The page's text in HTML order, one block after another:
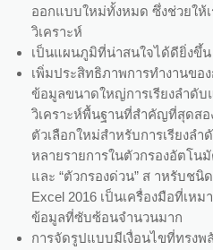
ออกแบบใหม่ทั้งหมด ซึ่งช่วยให้
วิเคราะห์
เป็นแผนภูมิที่น่าสนใจได้ดียิ่งขึ้น
เพิ่มประสิทธิภาพการทำงานขอ
ข้อมูลขนาดใหญ่การเรียงลำดับ
วิเคราะห์พื้นฐานที่สำคัญที่สุดส
ตัวเลือกใหม่สำหรับการเรียงลำ
หลายรายการในตัวกรองอัตโน
และ “ตัวกรองด่วน” ส าหรับชนิ
Excel 2016 เป็นเครื่องมือที่เห
ข้อมูลที่ซับซ้อนจำนวนมาก
การจัดรูปแบบมีเงื่อนไขที่ทรงพ